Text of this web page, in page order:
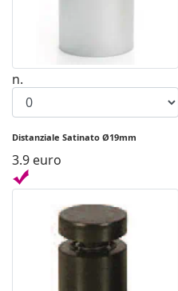
n.
Distanziale Satinato Ø19mm
3.9 euro